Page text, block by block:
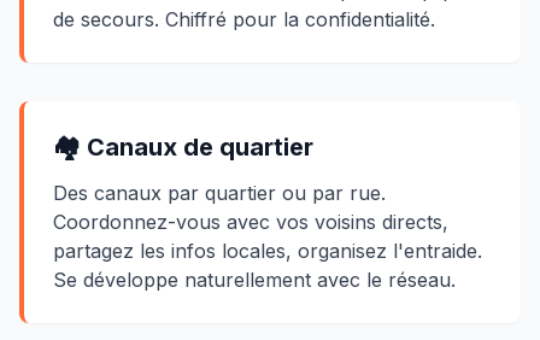
de secours. Chiffré pour la confidentialité.
🏘️ Canaux de quartier
Des canaux par quartier ou par rue.
Coordonnez-vous avec vos voisins directs,
partagez les infos locales, organisez l'entraide.
Se développe naturellement avec le réseau.